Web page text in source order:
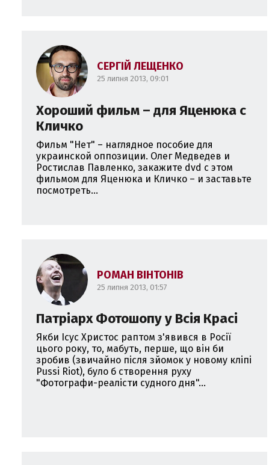
СЕРГІЙ ЛЕЩЕНКО
25 липня 2013, 09:01
Хороший фильм – для Яценюка с
Кличко
Фильм "Нет" – наглядное пособие для
украинской оппозиции. Олег Медведев и
Ростислав Павленко, закажите dvd c этом
фильмом для Яценюка и Кличко – и заставьте
посмотреть...
РОМАН ВІНТОНІВ
25 липня 2013, 01:57
Патріарх Фотошопу у Всія Красі
Якби Ісус Христос раптом з'явився в Росії
цього року, то, мабуть, перше, що він би
зробив (звичайно після зйомок у новому кліпі
Pussi Riot), було б створення руху
"Фотографи-реалісти судного дня"...